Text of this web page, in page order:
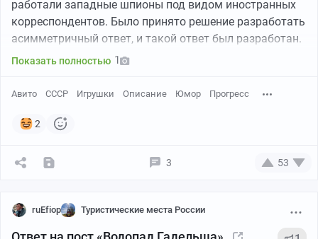
работали западные шпионы под видом иностранных
корреспондентов. Было принято решение разработать
асимметричный ответ, и такой ответ был разработан.
нуждались ни в сложных процессорах и прочей
энергии. Ни в компактных орудийных системах. Ни в
Показать полностью 1
Авито СССР Игрушки Описание Юмор Прогресс
2
3 53
ruEfiop Туристические места России
Ответ на пост «Водопад Гадельша»